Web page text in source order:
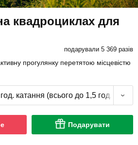
квадроциклах для
подарували 5 369 разів
прогулянку перетятою місцевістю
катання (всього до 1,5 год.)
Подарувати